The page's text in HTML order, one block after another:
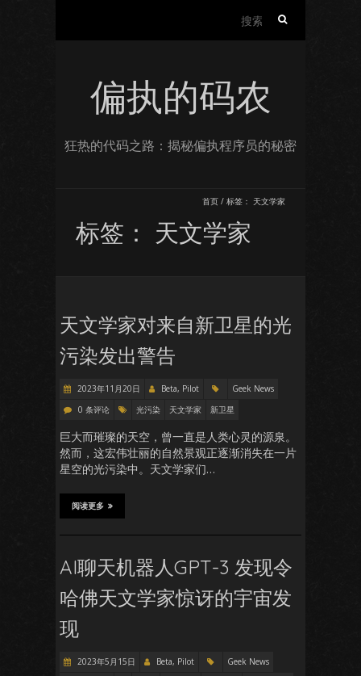
偏执的码农
狂热的代码之路：揭秘偏执程序员的秘密
首页 / 标签： 天文学家
标签： 天文学家
天文学家对来自新卫星的光
污染发出警告
2023年11月20日 Beta, Pilot
Geek News
0 条评论
光污染 天文学家 新卫星
巨大而璀璨的天空，曾一直是人类心灵的源泉。
然而，这宏伟壮丽的自然景观正逐渐消失在一片
星空的光污染中。天文学家们…
阅读更多
AI聊天机器人GPT-3 发现令
哈佛天文学家惊讶的宇宙发
现
2023年5月15日 Beta, Pilot
Geek News